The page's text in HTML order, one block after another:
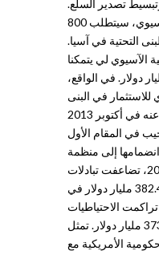
تصدير السلع.
ومع ذلك، وفقا لبنك التنمية الآسيوي، سيتطلب 800
التحتية في آسيا.
الآسيوي لي يتمكنا
أكثر من 20 مليار دولار. في الواقع،
في البنى
التحتية الذي كشف النقاب عنه في أكتوبر 2013
في المقام الأول
إلى منظمة
التجارة العالمية في عام 2001، تضاعفت تبادلات
الصين وفائضها التجاري (382.46 مليار دولار في
2014). في مارس 2015، تراكمت الاحتياطيات
الأجنبية في بكين لتبلغ 3730 مليار دولار. تمثل
الأمريكية مع